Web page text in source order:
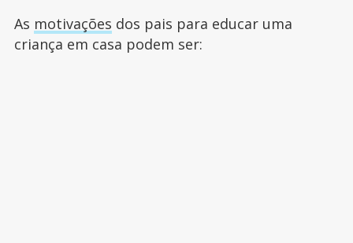
As motivações dos pais para educar uma
criança em casa podem ser: